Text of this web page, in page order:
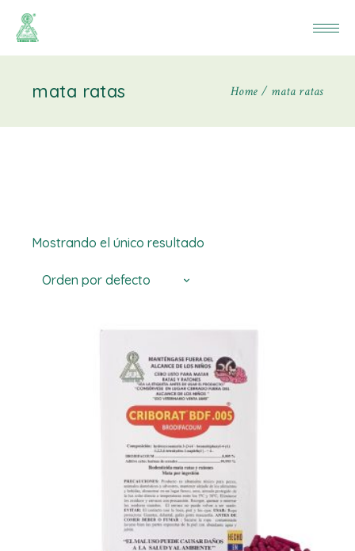
mata ratas Home mata ratas
Mostrando el único resultado
Orden por defecto